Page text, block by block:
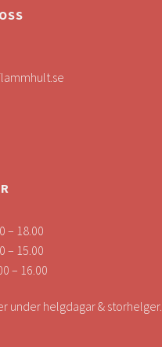
– 18.00
– 15.00
– 16.00
under helgdagar & storhelger.